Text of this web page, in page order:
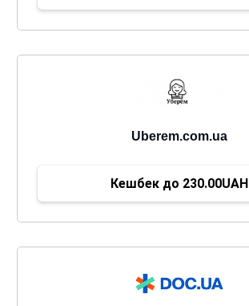
Uberem.com.ua
Кешбек до 230.00UAH